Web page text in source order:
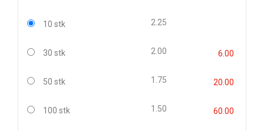
10 stk 2.25
30 stk 2.00 6.00
50 stk 1.75 20.00
100 stk 1.50 60.00